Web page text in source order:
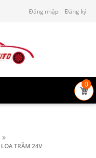
Đăng nhập Đăng ký
0
TRẦM 24V